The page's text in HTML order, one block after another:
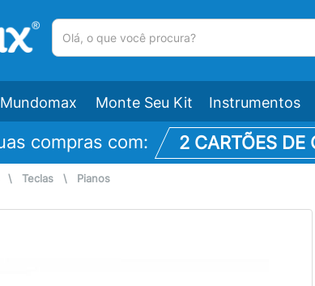
Monte Seu Kit Instrumentos
compras com: 2 CARTÕES DE
\ Teclas \ Pianos